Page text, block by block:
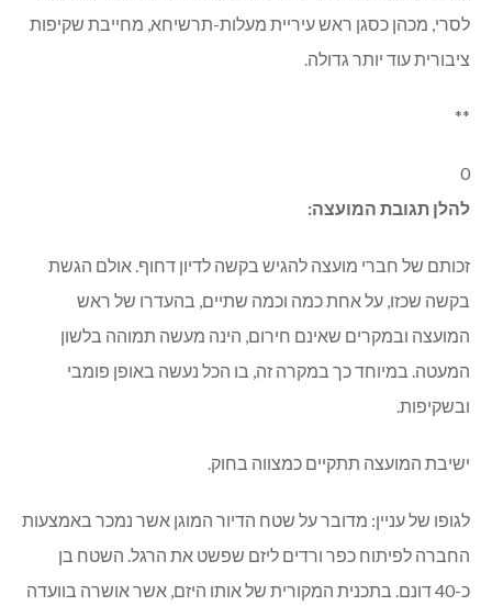
לסרי, מכהן כסגן ראש עיריית מעלות-תרשיחא, מחייבת שקיפות
ציבורית עוד יותר גדולה.
**
0
להלן תגובת המועצה:
זכותם של חברי מועצה להגיש בקשה לדיון דחוף. אולם הגשת
בקשה שכזו, על אחת כמה וכמה שתיים, בהעדרו של ראש
המועצה ובמקרים שאינם חירום, הינה מעשה תמוהה בלשון
המעטה. במיוחד כך במקרה זה, בו הכל נעשה באופן פומבי
ובשקיפות.
ישיבת המועצה תתקיים כמצווה בחוק.
לגופו של עניין: מדובר על שטח הדיור המוגן אשר נמכר באמצעות
החברה לפיתוח כפר ורדים ליזם שפשט את הרגל. השטח בן
כ-40 דונם. בתכנית המקורית של אותו היזם, אשר אושרה בוועדה